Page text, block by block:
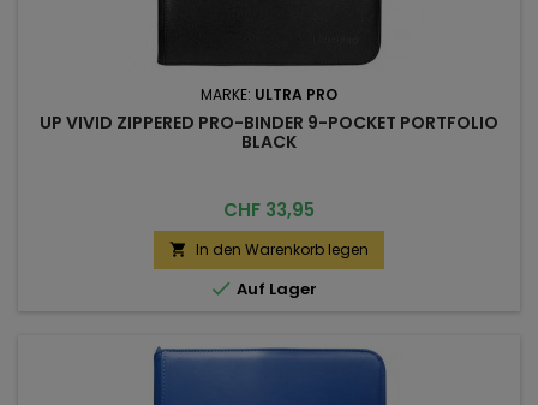
MARKE: ULTRA PRO
UP VIVID ZIPPERED PRO-BINDER 9-POCKET PORTFOLIO
BLACK
Preis
CHF 33,95
 In den Warenkorb legen
 Auf Lager